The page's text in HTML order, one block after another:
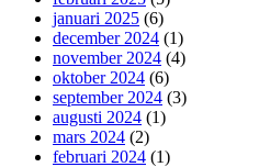
januari 2025 (6)
december 2024 (1)
november 2024 (4)
oktober 2024 (6)
september 2024 (3)
augusti 2024 (1)
mars 2024 (2)
februari 2024 (1)